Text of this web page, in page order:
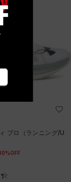
プロ（ランニング/U